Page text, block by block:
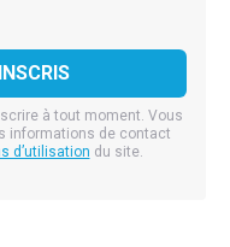
à tout moment. Vous
informations de contact
d’utilisation du site.